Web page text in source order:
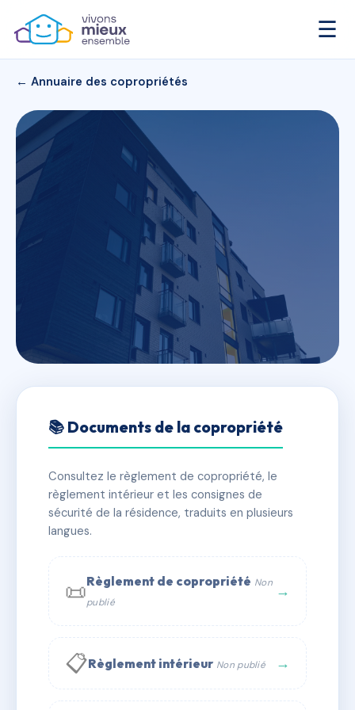
☰
← Annuaire des copropriétés
SDC 62 rue d'Ecosse
✓ Immatriculée 🏠 11 lots 🏗 1 bâtiment(s)
📞 Contacter Syndic Digital
📚 Documents de la copropriété
Consultez le règlement de copropriété, le
règlement intérieur et les consignes de
sécurité de la résidence, traduits en plusieurs
langues.
📜Règlement de copropriété Non
publié
→
📋Règlement intérieur Non publié →